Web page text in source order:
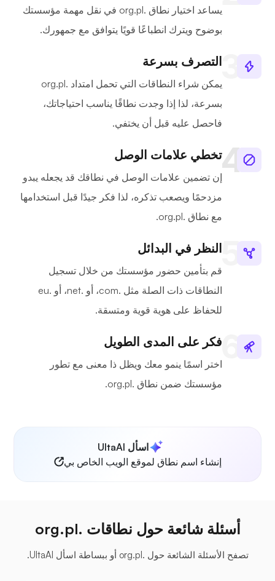
يساعد اختيار نطاق .org.pl في نقل مهمة مؤسستك
بوضوح ويترك انطباعًا قويًا يتوافق مع جمهورك.
التصرف بسرعة
يمكن شراء النطاقات التي تحمل امتداد .org.pl
بسرعة، لذا إذا وجدت نطاقًا يناسب احتياجاتك،
فاحصل عليه قبل أن يختفي.
تخطي علامات الوصل
إن تضمين علامات الوصل في نطاقك قد يجعله يبدو
مزدحمًا ويصعب تذكره، لذا فكر جيدًا قبل استخدامها
مع نطاق .org.pl.
النظر في البدائل
قم بتأمين حضور مؤسستك من خلال تسجيل
النطاقات ذات الصلة مثل .com، أو .net، أو .eu
للحفاظ على هوية قوية ومتسقة.
فكر على المدى الطويل
اختر اسمًا ينمو معك ويظل ذا معنى مع تطور
مؤسستك ضمن نطاق .org.pl.
اسأل UltaAI
إنشاء اسم نطاق لموقع الويب الخاص بي
أسئلة شائعة حول نطاقات .org.pl
تصفح الأسئلة الشائعة حول .org.pl أو ببساطة اسأل UltaAI.